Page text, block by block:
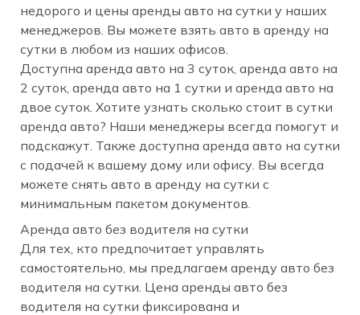
недорого и цены аренды авто на сутки у наших
менеджеров. Вы можете взять авто в аренду на
сутки в любом из наших офисов.
Доступна аренда авто на 3 суток, аренда авто на
2 суток, аренда авто на 1 сутки и аренда авто на
двое суток. Хотите узнать сколько стоит в сутки
аренда авто? Наши менеджеры всегда помогут и
подскажут. Также доступна аренда авто на сутки
с подачей к вашему дому или офису. Вы всегда
можете снять авто в аренду на сутки с
минимальным пакетом документов.
Аренда авто без водителя на сутки
Для тех, кто предпочитает управлять
самостоятельно, мы предлагаем аренду авто без
водителя на сутки. Цена аренды авто без
водителя на сутки фиксирована и